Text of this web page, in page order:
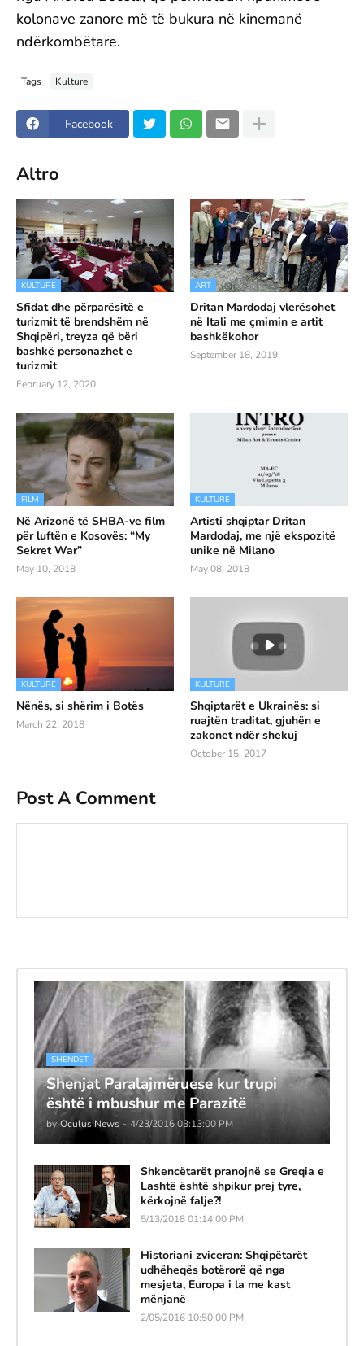
kolonave zanore më të bukura në kinemanë
ndërkombëtare.
Tags Kulture
Facebook
Altro
KULTURE
Sfidat dhe përparësitë e
turizmit të brendshëm në
Shqipëri, treyza që bëri
bashkë personazhet e
turizmit
February 12, 2020
ART
Dritan Mardodaj vlerësohet
në Itali me çmimin e artit
bashkëkohor
September 18, 2019
FILM
Në Arizonë të SHBA-ve film
për luftën e Kosovës: “My
Sekret War”
May 10, 2018
KULTURE
Artisti shqiptar Dritan
Mardodaj, me një ekspozitë
unike në Milano
May 08, 2018
KULTURE
Nënës, si shërim i Botës
March 22, 2018
KULTURE
Shqiptarët e Ukrainës: si
ruajtën traditat, gjuhën e
zakonet ndër shekuj
October 15, 2017
Post A Comment
SHENDET
Shenjat Paralajmëruese kur trupi
është i mbushur me Parazitë
by Oculus News - 4/23/2016 03:13:00 PM
Shkencëtarët pranojnë se Greqia e
Lashtë është shpikur prej tyre,
kërkojnë falje?!
5/13/2018 01:14:00 PM
Historiani zviceran: Shqipëtarët
udhëheqës botërorë që nga
mesjeta, Europa i la me kast
mënjanë
2/05/2016 10:50:00 PM